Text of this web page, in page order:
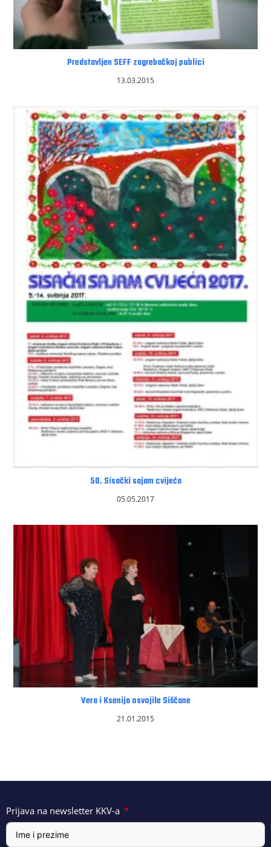
Predstavljen SEFF zagrebačkoj publici
13.03.2015
50. Sisački sajam cvijeća
05.05.2017
Vera i Ksenija osvojile Siščane
21.01.2015
Prijava na newsletter KKV-a